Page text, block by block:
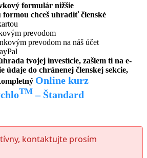
formulár nižšie
formou chceš uhradiť členské
prevodom
prevodom na náš účet
tvojej investície, zašlem ti na e-
údaje do chránenej členskej sekcie,
Online kurz
TM – Štandard
kontaktujte prosím